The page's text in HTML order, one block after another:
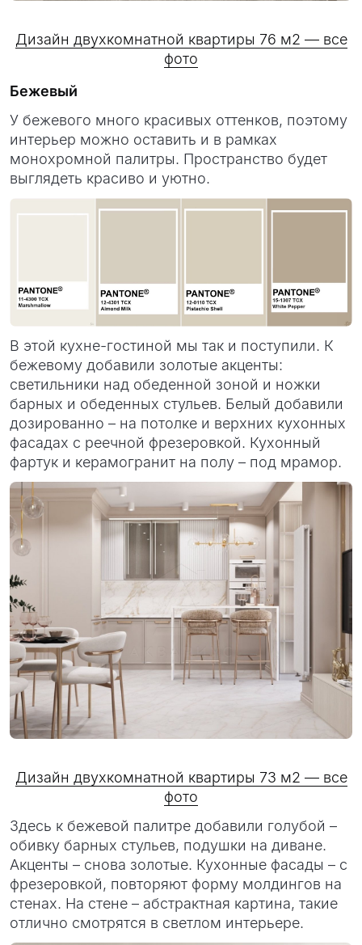
Дизайн двухкомнатной квартиры 76 м2 — все
фото
Бежевый
У бежевого много красивых оттенков, поэтому
интерьер можно оставить и в рамках
монохромной палитры. Пространство будет
выглядеть красиво и уютно.
В этой кухне-гостиной мы так и поступили. К
бежевому добавили золотые акценты:
светильники над обеденной зоной и ножки
барных и обеденных стульев. Белый добавили
дозированно – на потолке и верхних кухонных
фасадах с реечной фрезеровкой. Кухонный
фартук и керамогранит на полу – под мрамор.
Дизайн двухкомнатной квартиры 73 м2 — все
фото
Здесь к бежевой палитре добавили голубой –
обивку барных стульев, подушки на диване.
Акценты – снова золотые. Кухонные фасады – с
фрезеровкой, повторяют форму молдингов на
стенах. На стене – абстрактная картина, такие
отлично смотрятся в светлом интерьере.